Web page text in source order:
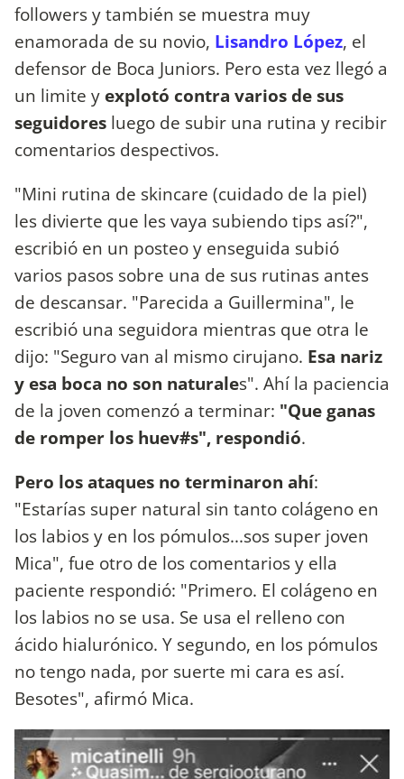
followers y también se muestra muy
enamorada de su novio, Lisandro López, el
defensor de Boca Juniors. Pero esta vez llegó a
un limite y explotó contra varios de sus
seguidores luego de subir una rutina y recibir
comentarios despectivos.
"Mini rutina de skincare (cuidado de la piel)
les divierte que les vaya subiendo tips así?",
escribió en un posteo y enseguida subió
varios pasos sobre una de sus rutinas antes
de descansar. "Parecida a Guillermina", le
escribió una seguidora mientras que otra le
dijo: "Seguro van al mismo cirujano. Esa nariz
y esa boca no son naturales". Ahí la paciencia
de la joven comenzó a terminar: "Que ganas
de romper los huev#s", respondió.
Pero los ataques no terminaron ahí:
"Estarías super natural sin tanto colágeno en
los labios y en los pómulos...sos super joven
Mica", fue otro de los comentarios y ella
paciente respondió: "Primero. El colágeno en
los labios no se usa. Se usa el relleno con
ácido hialurónico. Y segundo, en los pómulos
no tengo nada, por suerte mi cara es así.
Besotes", afirmó Mica.